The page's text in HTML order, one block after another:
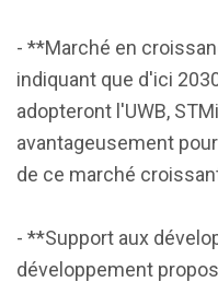
- **Marché en
indiquant que d'ici
adopteront l'UWB,
avantageusement
de ce marché
- **Support aux
développement